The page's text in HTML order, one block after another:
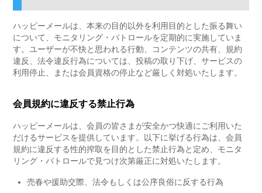
ハッピーメールは、本来の目的以外を利用目的とした振る舞い
について、モニタリング・パトロールを定期的に実施していま
す。ユーザーが不快と思われる行動、コンテンツの共有、規約
違反、法令違反行為については、投稿の取り下げ、サービスの
利用停止、または会員資格の停止など厳しく対処いたします。
会員規約に違反する禁止行為
ハッピーメールは、会員の皆さまが安全かつ快適にご利用いた
だけるサービスを提供しています。以下に挙げる行為は、会員
規約に違反する性的搾取を目的とした禁止行為と定め、モニタ
リング・パトロールで見つけ次第厳正に対処いたします。
売春や援助交際、法令もしくは公序良俗に反する行為